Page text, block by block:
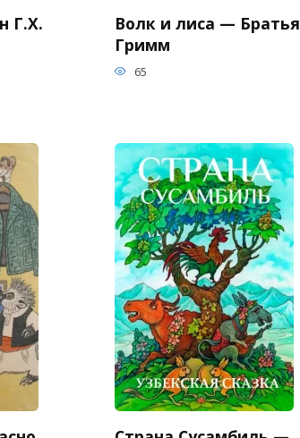
Г.Х.
Волк и лиса — Братья
Гримм
65